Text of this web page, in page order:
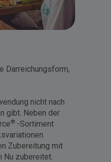
Darreichungsform,
nicht nach
gibt. Neben der
® -Sortiment
Zubereitung mit
Nu zubereitet.